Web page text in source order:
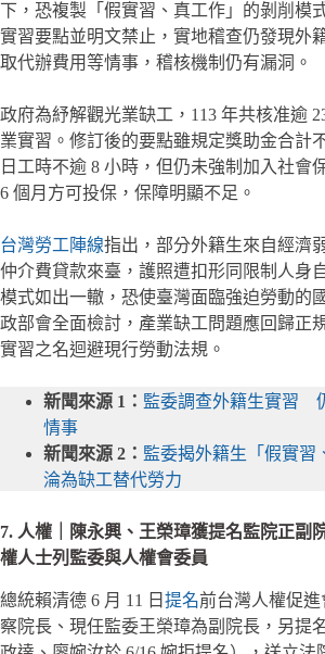
下，恐複製「假實習、真工作」的剝削模
實習要點並明文禁止，實地稽查仍發現外
取代辦費用等情事，稽核機制仍有漏洞。
政府為紓解觀光業缺工，113 年共核准逾
業實習。修訂後的要點雖規定獎助金合計
日工時不逾 8 小時，但仍未強制加入社會
6 個月方可投保，保障明顯不足。
台灣勞工陣線指出，部分外籍生來自經濟
仲介費貸款來臺，護照遭扣形同限制人身
模式如出一轍，恐使臺灣面臨強迫勞動的
政部會全面檢討，產業缺工問題應回歸正
實習之名迴避現行勞動法規。
新聞來源 1： 監委調查外籍生實習
情事
新聞來源 2： 監委揭外籍生「假實習
淪為缺工替代勞力
7. 人權｜陳永興、王榮璋獲提名監院正副
權人士列監委與人權會委員
總統賴清德 6 月 11 日 提名前台灣人權促
察院長、現任監委王榮璋為副院長，另提